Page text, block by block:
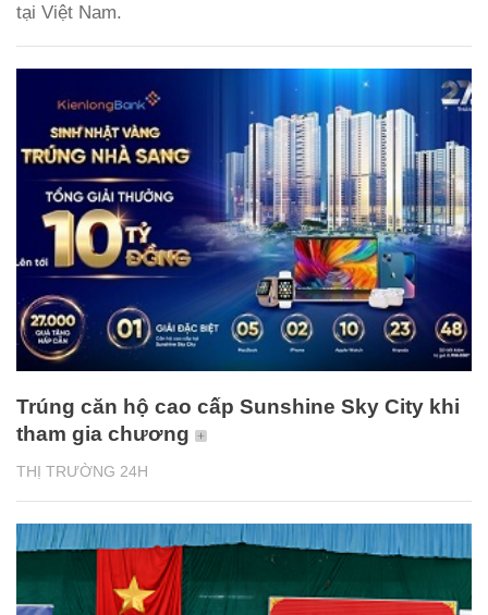
tại Việt Nam.
THỊ TRƯỜNG 24H
Trúng căn hộ cao cấp Sunshine Sky City khi
tham gia chương